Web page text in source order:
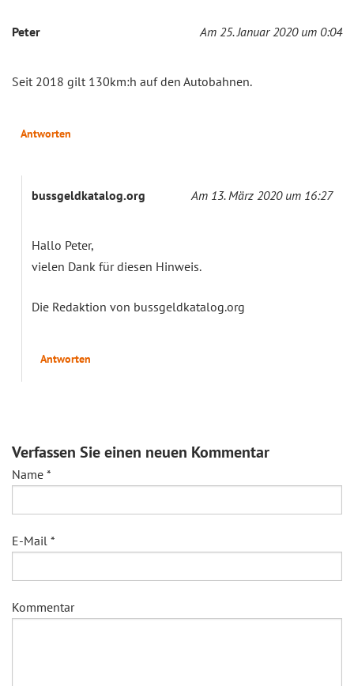
Peter Am 25. Januar 2020 um 0:04
Seit 2018 gilt 130km:h auf den Autobahnen.
Antworten
bussgeldkatalog.org Am 13. März 2020 um 16:27
Hallo Peter,
vielen Dank für diesen Hinweis.
Die Redaktion von bussgeldkatalog.org
Antworten
Verfassen Sie einen neuen Kommentar
Name *
E-Mail *
Kommentar